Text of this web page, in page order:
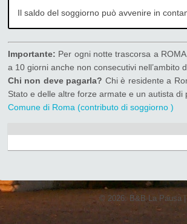
Il saldo del soggiorno può avvenire in
Importante: Per ogni notte trascorsa a
a 10 giorni anche non consecutivi nell’ambito
Chi non deve pagarla? Chi è residente a
Stato e delle altre forze armate e un autista
Comune di Roma (contributo di soggiorno )
© 2026: B&B La Pausa